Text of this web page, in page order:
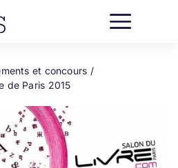
et concours
de Paris 2015